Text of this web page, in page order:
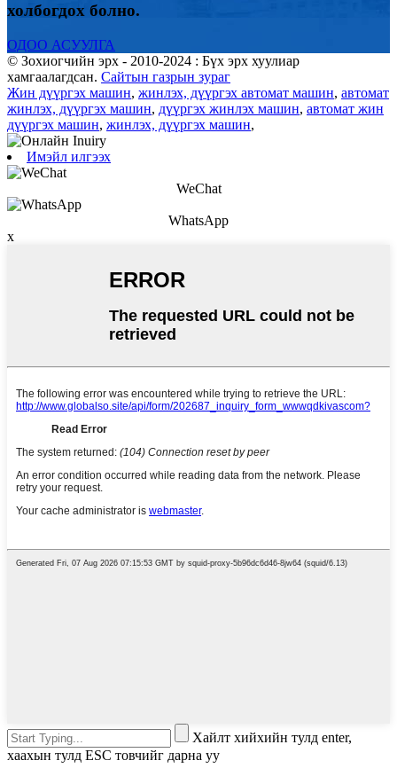
холбогдох болно.
ОДОО АСУУЛГА
© Зохиогчийн эрх - 2010-2024 : Бүх эрх хуулиар
хамгаалагдсан. Сайтын газрын зураг
Жин дүүргэх машин, жинлэх, дүүргэх автомат машин, автомат
жинлэх, дүүргэх машин, дүүргэх жинлэх машин, автомат жин
дүүргэх машин, жинлэх, дүүргэх машин,
Имэйл илгээх
WeChat
WhatsApp
x
Хайлт хийхийн тулд enter,
хаахын тулд ESC товчийг дарна уу